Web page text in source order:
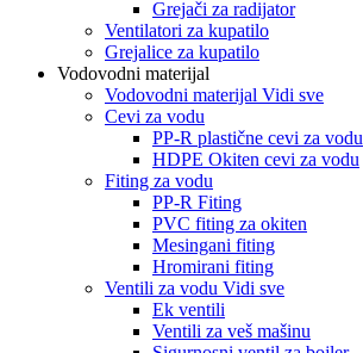
Grejači za radijator
Ventilatori za kupatilo
Grejalice za kupatilo
Vodovodni materijal
Vodovodni materijal Vidi sve
Cevi za vodu
PP-R plastične cevi za vodu
HDPE Okiten cevi za vodu
Fiting za vodu
PP-R Fiting
PVC fiting za okiten
Mesingani fiting
Hromirani fiting
Ventili za vodu Vidi sve
Ek ventili
Ventili za veš mašinu